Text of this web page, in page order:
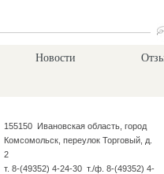
Новости
155150 Ивановская область, город
Комсомольск, переулок Торговый, д.
2
т. 8-(49352) 4-24-30 т./ф. 8-(49352) 4-